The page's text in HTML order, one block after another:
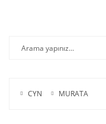
CYN MURATA